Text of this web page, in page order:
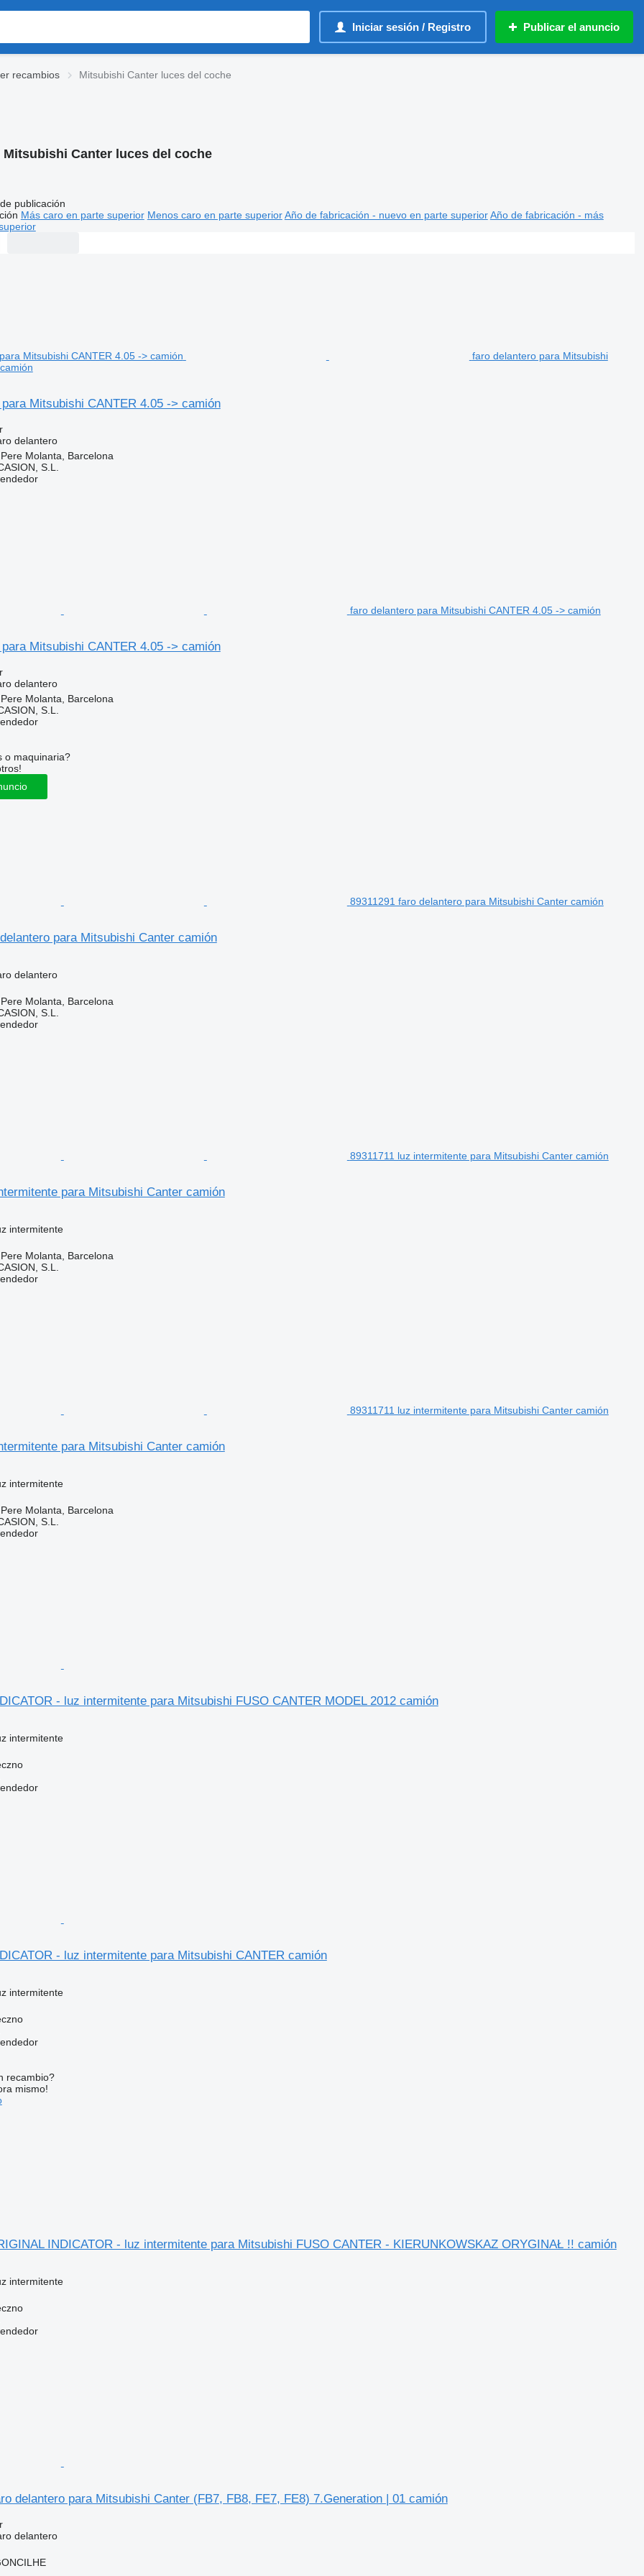
Iniciar sesión / Registro Publicar el anuncio
recambios Mitsubishi Canter luces del coche
Mitsubishi Canter luces del coche
publicación
Más caro en parte superior Menos caro en parte superior Año de fabricación - nuevo en parte superior Año de fabricación - más
faro delantero para Mitsubishi
Mitsubishi CANTER 4.05 -> camión
delantero
Molanta, Barcelona
S.L.
faro delantero para Mitsubishi CANTER 4.05 -> camión
Mitsubishi CANTER 4.05 -> camión
delantero
Molanta, Barcelona
S.L.
o maquinaria?
89311291 faro delantero para Mitsubishi Canter camión
para Mitsubishi Canter camión
delantero
Molanta, Barcelona
S.L.
89311711 luz intermitente para Mitsubishi Canter camión
para Mitsubishi Canter camión
intermitente
Molanta, Barcelona
S.L.
89311711 luz intermitente para Mitsubishi Canter camión
para Mitsubishi Canter camión
intermitente
Molanta, Barcelona
S.L.
- luz intermitente para Mitsubishi FUSO CANTER MODEL 2012 camión
intermitente
- luz intermitente para Mitsubishi CANTER camión
intermitente
recambio?
mismo!
INDICATOR - luz intermitente para Mitsubishi FUSO CANTER - KIERUNKOWSKAZ ORYGINAŁ !! camión
intermitente
delantero para Mitsubishi Canter (FB7, FB8, FE7, FE8) 7.Generation | 01 camión
delantero